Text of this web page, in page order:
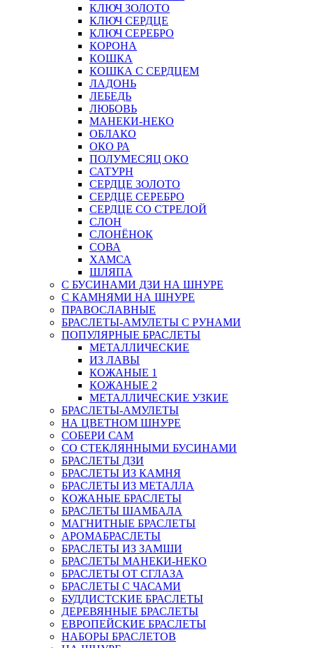
КЛЮЧ ЗОЛОТО
КЛЮЧ СЕРДЦЕ
КЛЮЧ СЕРЕБРО
КОРОНА
КОШКА
КОШКА С СЕРДЦЕМ
ЛАДОНЬ
ЛЕБЕДЬ
ЛЮБОВЬ
МАНЕКИ-НЕКО
ОБЛАКО
ОКО РА
ПОЛУМЕСЯЦ ОКО
САТУРН
СЕРДЦЕ ЗОЛОТО
СЕРДЦЕ СЕРЕБРО
СЕРДЦЕ СО СТРЕЛОЙ
СЛОН
СЛОНЁНОК
СОВА
ХАМСА
ШЛЯПА
С БУСИНАМИ ДЗИ НА ШНУРЕ
С КАМНЯМИ НА ШНУРЕ
ПРАВОСЛАВНЫЕ
БРАСЛЕТЫ-АМУЛЕТЫ С РУНАМИ
ПОПУЛЯРНЫЕ БРАСЛЕТЫ
МЕТАЛЛИЧЕСКИЕ
ИЗ ЛАВЫ
КОЖАНЫЕ 1
КОЖАНЫЕ 2
МЕТАЛЛИЧЕСКИЕ УЗКИЕ
БРАСЛЕТЫ-АМУЛЕТЫ
НА ЦВЕТНОМ ШНУРЕ
СОБЕРИ САМ
СО СТЕКЛЯННЫМИ БУСИНАМИ
БРАСЛЕТЫ ДЗИ
БРАСЛЕТЫ ИЗ КАМНЯ
БРАСЛЕТЫ ИЗ МЕТАЛЛА
КОЖАНЫЕ БРАСЛЕТЫ
БРАСЛЕТЫ ШАМБАЛА
МАГНИТНЫЕ БРАСЛЕТЫ
АРОМАБРАСЛЕТЫ
БРАСЛЕТЫ ИЗ ЗАМШИ
БРАСЛЕТЫ МАНЕКИ-НЕКО
БРАСЛЕТЫ ОТ СГЛАЗА
БРАСЛЕТЫ С ЧАСАМИ
БУДДИСТСКИЕ БРАСЛЕТЫ
ДЕРЕВЯННЫЕ БРАСЛЕТЫ
ЕВРОПЕЙСКИЕ БРАСЛЕТЫ
НАБОРЫ БРАСЛЕТОВ